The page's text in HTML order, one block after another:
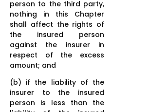
person to the third party,
nothing in this Chapter
shall affect the rights of
the insured person
against the insurer in
respect of the excess
amount; and
(b) if the liability of the
insurer to the insured
person is less than the